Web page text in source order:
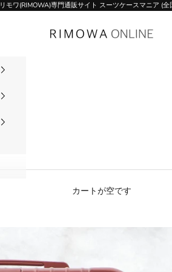
リモワ(RIMOWA)専門通販サイト スーツケースマニア (全
リモワ(RIMOWA)専門通販サイ
カートが空です